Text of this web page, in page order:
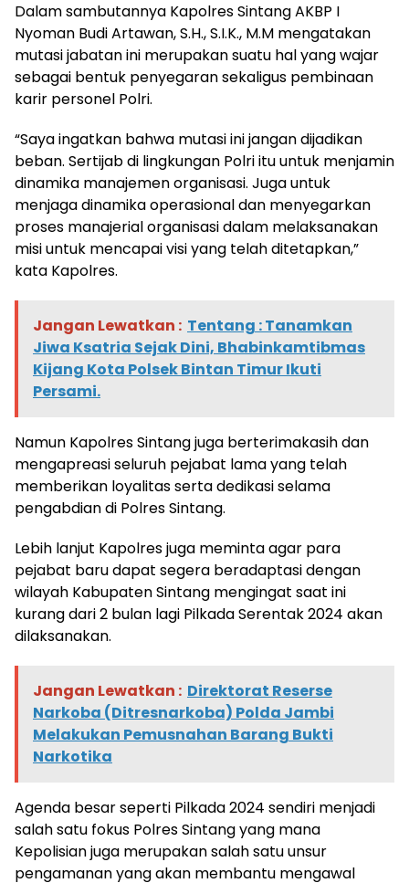
Dalam sambutannya Kapolres Sintang AKBP I
Nyoman Budi Artawan, S.H., S.I.K., M.M mengatakan
mutasi jabatan ini merupakan suatu hal yang wajar
sebagai bentuk penyegaran sekaligus pembinaan
karir personel Polri.
“Saya ingatkan bahwa mutasi ini jangan dijadikan
beban. Sertijab di lingkungan Polri itu untuk menjamin
dinamika manajemen organisasi. Juga untuk
menjaga dinamika operasional dan menyegarkan
proses manajerial organisasi dalam melaksanakan
misi untuk mencapai visi yang telah ditetapkan,”
kata Kapolres.
Jangan Lewatkan : Tentang : Tanamkan
Jiwa Ksatria Sejak Dini, Bhabinkamtibmas
Kijang Kota Polsek Bintan Timur Ikuti
Persami.
Namun Kapolres Sintang juga berterimakasih dan
mengapreasi seluruh pejabat lama yang telah
memberikan loyalitas serta dedikasi selama
pengabdian di Polres Sintang.
Lebih lanjut Kapolres juga meminta agar para
pejabat baru dapat segera beradaptasi dengan
wilayah Kabupaten Sintang mengingat saat ini
kurang dari 2 bulan lagi Pilkada Serentak 2024 akan
dilaksanakan.
Jangan Lewatkan : Direktorat Reserse
Narkoba (Ditresnarkoba) Polda Jambi
Melakukan Pemusnahan Barang Bukti
Narkotika
Agenda besar seperti Pilkada 2024 sendiri menjadi
salah satu fokus Polres Sintang yang mana
Kepolisian juga merupakan salah satu unsur
pengamanan yang akan membantu mengawal